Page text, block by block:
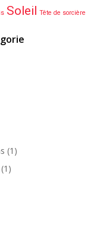
Soleil Tête de sorcière
(1)
(1)